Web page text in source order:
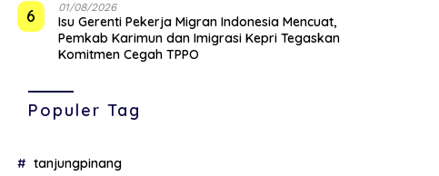
6 01/08/2026
Isu Gerenti Pekerja Migran Indonesia Mencuat,
Pemkab Karimun dan Imigrasi Kepri Tegaskan
Komitmen Cegah TPPO
Populer Tag
tanjungpinang